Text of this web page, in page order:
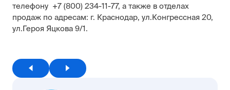
телефону +7 (800) 234-11-77, а также в отделах
продаж по адресам: г. Краснодар, ул.Конгрессная 20,
ул.Героя Яцкова 9/1.